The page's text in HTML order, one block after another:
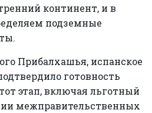
континент, и в
подземные
Прибалхашья, испанское
готовность
этап, включая льготный
межправительственных